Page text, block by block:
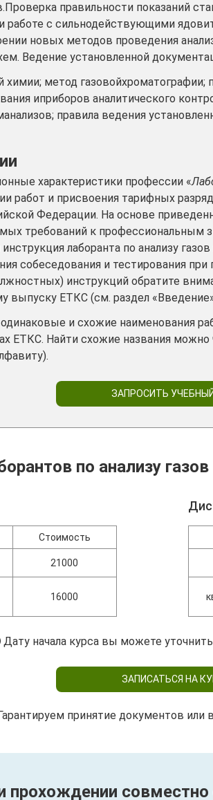
правильности показаний
работе с сильнодействующими
новых методов проведения
Ведение установленной
химии; метод газовойхроматографии;
иприборов аналитического
правила ведения
характеристики профессии «
работ и присвоения тарифных
Федерации. На основе
требований к профессиональным
лаборанта по анализу
собеседования и тестирования при
инструкций обратите
выпуску ЕТКС (см. раздел
и схожие наименования
ЕТКС. Найти схожие названия можно
ЗАПРОСИТЬ
по анализу
Стоимость
21000
16000
Дату начала курса вы можете
ЗАПИСАТЬСЯ НА
принятие документов или
прохождении совместно